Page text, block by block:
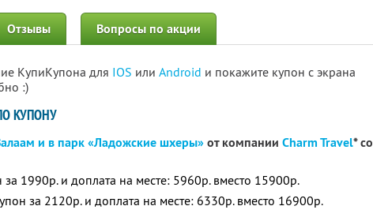
Отзывы Вопросы по акции
КупиКупона для IOS или Android и покажите купон с экрана
:)
КУПОНУ
и в парк «Ладожские шхеры»от компании Charm Travel* со
за 1990р. и доплата на месте: 5960р. вместо 15900р.
за 2120р. и доплата на месте: 6330р. вместо 16900р.